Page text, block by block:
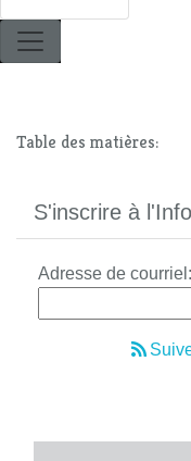
Table des matières:
S'inscrire à
Adresse de courriel: